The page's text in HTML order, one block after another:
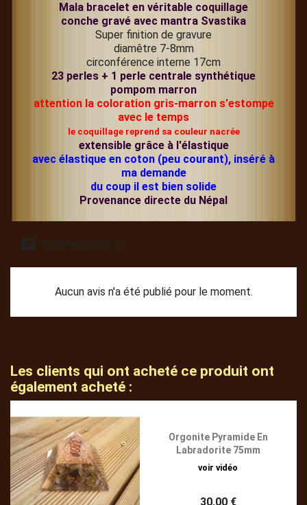
Mala bracelet en véritable coquillage
conche gravé avec mantra Svastika
Super finition de gravure
diamêtre 7-8mm
circonférence interne 17cm
23 perles + 1 perle centrale synthétique
pompom marron
attention la coloration gris-marron s'estompe
avec le temps
le coquillage reprend sa couleur nacrée
extensible grâce à l'élastique
avec élastique en coton (peu courant), inséré à
ma demande
du coup il est bien solide
Provenance directe du Népal
Commentaires (0)
Aucun avis n'a été publié pour le moment.
Les clients qui ont acheté ce produit ont
également acheté :
Orgonite Pyramide En
Labradorite 75mm
voir vidéo
30,00 €